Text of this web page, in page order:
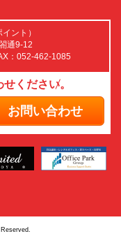
ント）
通9-12
：052-462-1085
ください。
お問い合わせ